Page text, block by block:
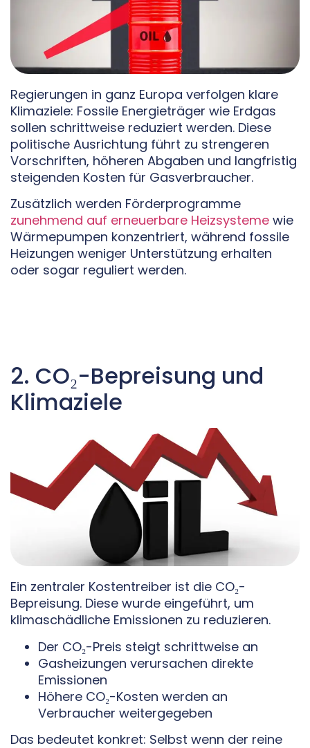
Regierungen in ganz Europa verfolgen klare
Klimaziele: Fossile Energieträger wie Erdgas
sollen schrittweise reduziert werden. Diese
politische Ausrichtung führt zu strengeren
Vorschriften, höheren Abgaben und langfristig
steigenden Kosten für Gasverbraucher.
Zusätzlich werden Förderprogramme
zunehmend auf erneuerbare Heizsysteme wie
Wärmepumpen konzentriert, während fossile
Heizungen weniger Unterstützung erhalten
oder sogar reguliert werden.
2. CO₂-Bepreisung und
Klimaziele
Ein zentraler Kostentreiber ist die CO₂-
Bepreisung. Diese wurde eingeführt, um
klimaschädliche Emissionen zu reduzieren.
Der CO₂-Preis steigt schrittweise an
Gasheizungen verursachen direkte
Emissionen
Höhere CO₂-Kosten werden an
Verbraucher weitergegeben
Das bedeutet konkret: Selbst wenn der reine